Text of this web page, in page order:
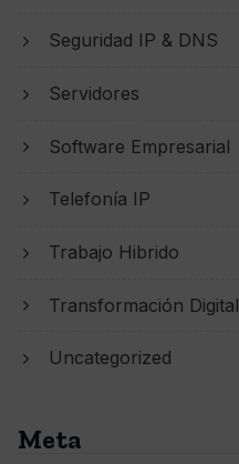
Seguridad IP & DNS
Servidores
Software Empresarial
Telefonía IP
Trabajo Hibrido
Transformación Digital
Uncategorized
Meta